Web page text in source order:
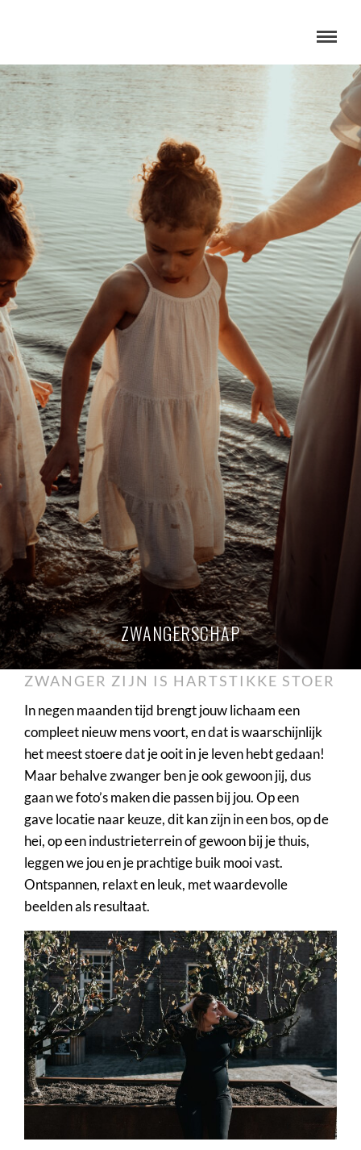
ZWANGERSCHAP
ZWANGER ZIJN IS HARTSTIKKE STOER
In negen maanden tijd brengt jouw lichaam een
compleet nieuw mens voort, en dat is waarschijnlijk
het meest stoere dat je ooit in je leven hebt gedaan!
Maar behalve zwanger ben je ook gewoon jij, dus
gaan we foto’s maken die passen bij jou. Op een
gave locatie naar keuze, dit kan zijn in een bos, op de
hei, op een industrieterrein of gewoon bij je thuis,
leggen we jou en je prachtige buik mooi vast.
Ontspannen, relaxt en leuk, met waardevolle
beelden als resultaat.